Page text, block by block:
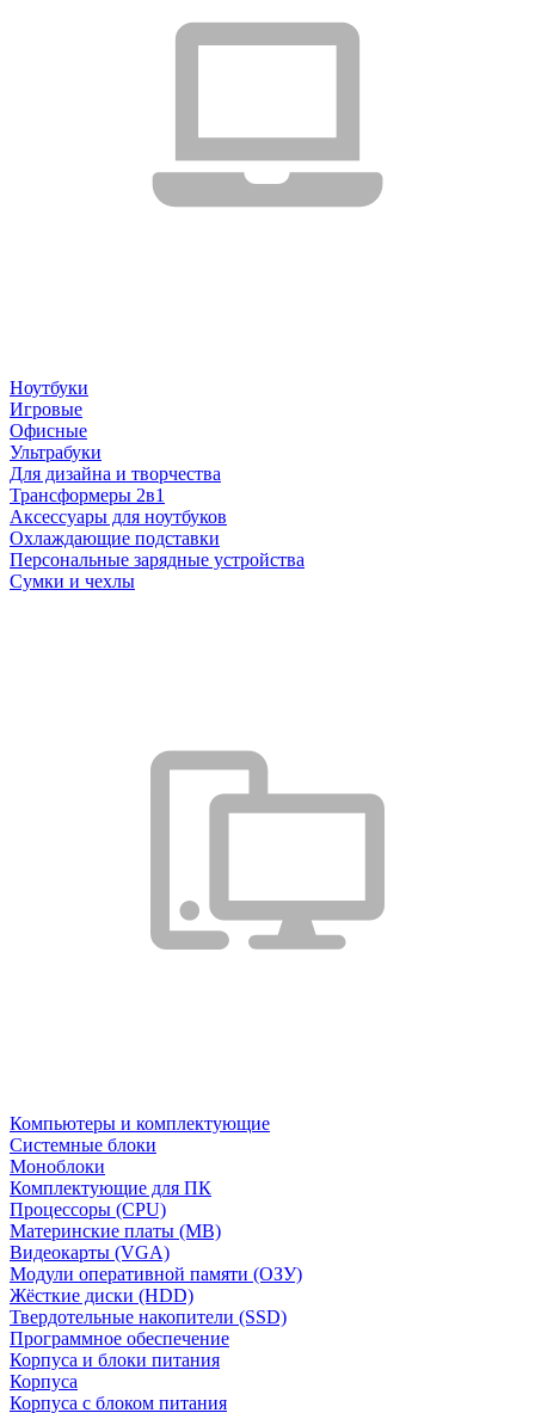
Ноутбуки
Игровые
Офисные
Ультрабуки
Для дизайна и творчества
Трансформеры 2в1
Аксессуары для ноутбуков
Охлаждающие подставки
Персональные зарядные устройства
Сумки и чехлы
Компьютеры и комплектующие
Системные блоки
Моноблоки
Комплектующие для ПК
Процессоры (CPU)
Материнские платы (MB)
Видеокарты (VGA)
Модули оперативной памяти (ОЗУ)
Жёсткие диски (HDD)
Твердотельные накопители (SSD)
Программное обеспечение
Корпуса и блоки питания
Корпуса
Корпуса с блоком питания